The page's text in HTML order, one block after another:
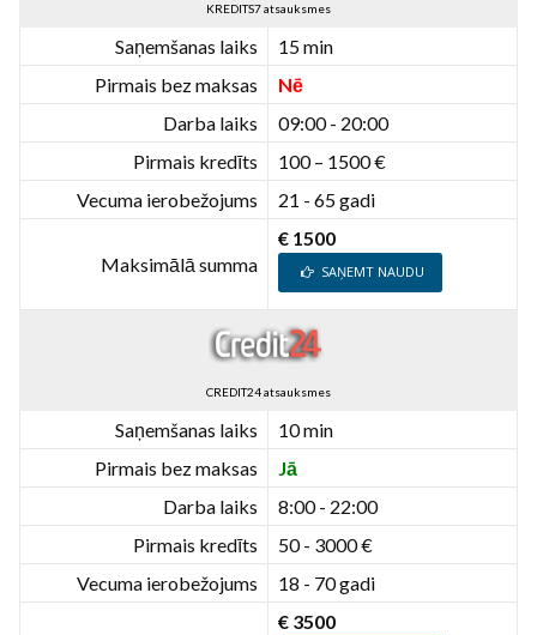
KREDITS7 atsauksmes
Saņemšanas laiks
15 min
Pirmais bez maksas
Nē
Darba laiks
09:00 - 20:00
Pirmais kredīts
100 – 1500 €
Vecuma ierobežojums
21 - 65 gadi
Maksimālā summa
€ 1500
SAŅEMT NAUDU
CREDIT24 atsauksmes
Saņemšanas laiks
10 min
Pirmais bez maksas
Jā
Darba laiks
8:00 - 22:00
Pirmais kredīts
50 - 3000 €
Vecuma ierobežojums
18 - 70 gadi
€ 3500